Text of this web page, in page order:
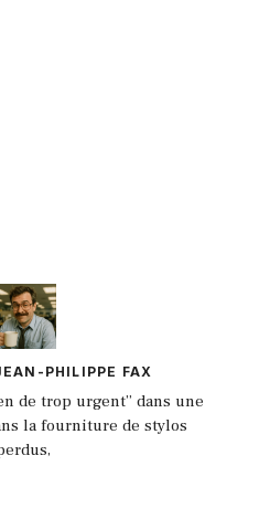
PHILIPPE FAX
de trop urgent” dans une
la fourniture de stylos